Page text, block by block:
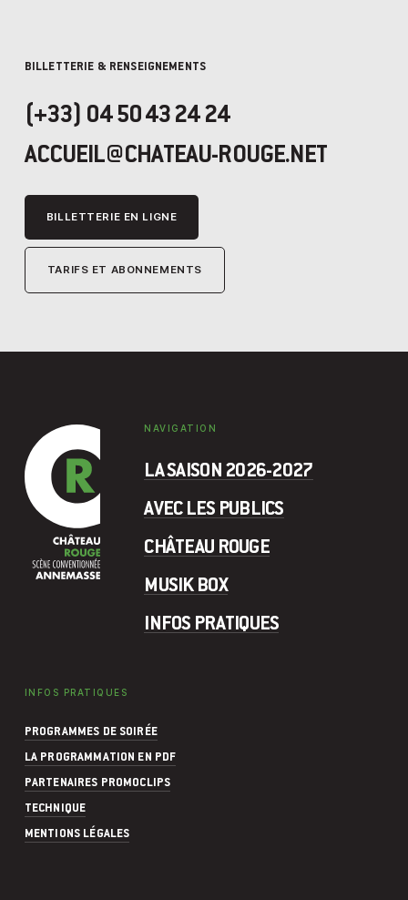
BILLETTERIE & RENSEIGNEMENTS
(+33) 04 50 43 24 24
ACCUEIL@CHATEAU-ROUGE.NET
BILLETTERIE EN LIGNE
TARIFS ET ABONNEMENTS
NAVIGATION
LA SAISON 2026-2027
AVEC LES PUBLICS
CHÂTEAU ROUGE
MUSIK BOX
INFOS PRATIQUES
INFOS PRATIQUES
PROGRAMMES DE SOIRÉE
LA PROGRAMMATION EN PDF
PARTENAIRES PROMOCLIPS
TECHNIQUE
MENTIONS LÉGALES